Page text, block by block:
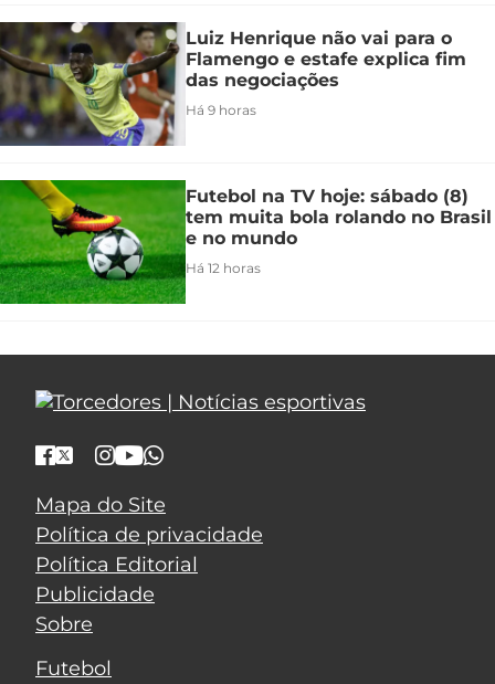
Luiz Henrique não vai para o
Flamengo e estafe explica fim
das negociações
Há 9 horas
Futebol na TV hoje: sábado (8)
tem muita bola rolando no Brasil
e no mundo
Há 12 horas
Mapa do Site
Política de privacidade
Política Editorial
Publicidade
Sobre
Futebol